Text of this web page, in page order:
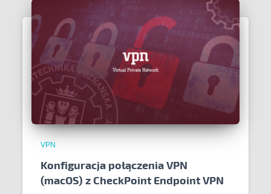
VPN
Konfiguracja połączenia VPN
(macOS) z CheckPoint Endpoint VPN